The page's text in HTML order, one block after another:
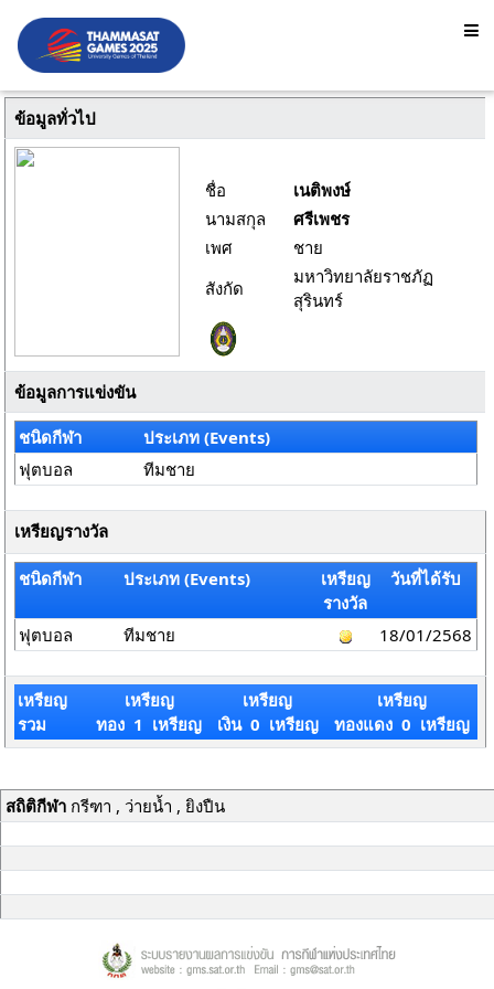
ข้อมูลทั่วไป
ชื่อ
เนติพงษ์
นามสกุล
ศรีเพชร
เพศ
ชาย
สังกัด
มหาวิทยาลัยราชภัฏ
สุรินทร์
ข้อมูลการแข่งขัน
ชนิดกีฬา
ประเภท (Events)
ฟุตบอล
ทีมชาย
เหรียญรางวัล
ชนิดกีฬา ประเภท (Events)
เหรียญ
รางวัล
วันที่ได้รับ
ฟุตบอล ทีมชาย 18/01/2568
เหรียญ
รวม
เหรียญ
ทอง 1 เหรียญ
เหรียญ
เงิน 0 เหรียญ
เหรียญ
ทองแดง 0 เหรียญ
สถิติกีฬากรีฑา , ว่ายน้ำ , ยิงปืน